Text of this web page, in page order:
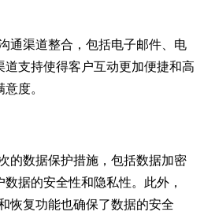
通渠道整合，包括电子邮件、电
道支持使得客户互动更加便捷和高
度。
的数据保护措施，包括数据加密
据的安全性和隐私性。此外，
恢复功能也确保了数据的安全